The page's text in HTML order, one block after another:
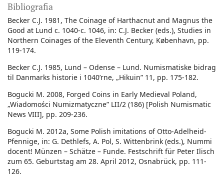
Bibliografia
Becker C.J. 1981, The Coinage of Harthacnut and Magnus the
Good at Lund c. 1040-c. 1046, in: C.J. Becker (eds.), Studies in
Northern Coinages of the Eleventh Century, København, pp.
119-174.
Becker C.J. 1985, Lund – Odense – Lund. Numismatiske bidrag
til Danmarks historie i 1040’rne, „Hikuin” 11, pp. 175-182.
Bogucki M. 2008, Forged Coins in Early Medieval Poland,
„Wiadomości Numizmatyczne” LII/2 (186) [Polish Numismatic
News VIII], pp. 209-236.
Bogucki M. 2012a, Some Polish imitations of Otto-Adelheid-
Pfennige, in: G. Dethlefs, A. Pol, S. Wittenbrink (eds.), Nummi
docent! Münzen – Schätze – Funde. Festschrift für Peter Ilisch
zum 65. Geburtstag am 28. April 2012, Osnabrück, pp. 111-
126.